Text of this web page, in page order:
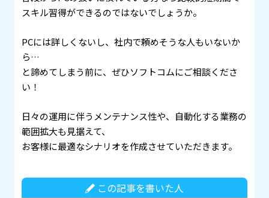
スキル習得ができるのではないでしょうか。
PCには詳しくないし、社内で頼めそうな人もいないか
ら…
と諦めてしまう前に、ぜひソフトコムにご相談くださ
い！
日々の運用に伴うメンテナンス性や、自動化する業務の
範囲拡大も見据えて、
お客様に最適なシナリオを作成させていただきます。
この記事を書いた人